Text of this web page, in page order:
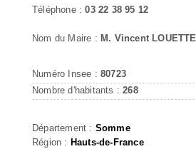
Téléphone :03 22 38 95 12
Nom du Maire : M. Vincent LOUETTE
Numéro Insee : 80723
Nombre d'habitants :268
Département : Somme
Région : Hauts-de-France